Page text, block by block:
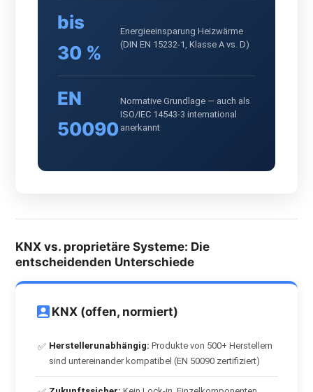
bis
30 %
Energieeinsparung Heizwärme
(DIN EN 15232-1, Klasse A vs. D)
EN
50090
Normative Grundlage — auch als
ISO/IEC 14543-3 international
anerkannt
KNX vs. proprietäre Systeme: Die
entscheidenden Unterschiede
KNX (offen, normiert)
✅ Herstellerunabhängig: Produkte von 500+ Herstellern
sind untereinander kompatibel (EN 50090 zertifiziert)